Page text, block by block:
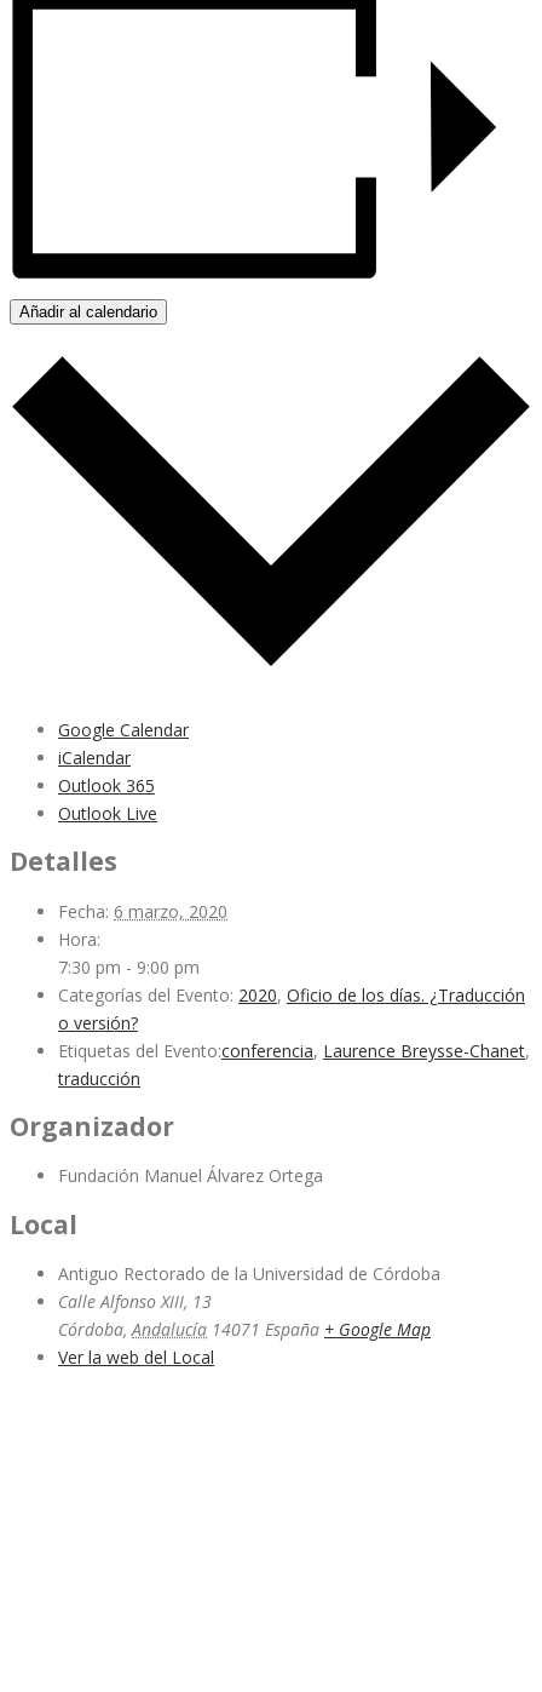
Añadir al calendario
Google Calendar
iCalendar
Outlook 365
Outlook Live
Detalles
Fecha: 6 marzo, 2020
Hora:
7:30 pm - 9:00 pm
Categorías del Evento: 2020, Oficio de los días. ¿Traducción
o versión?
Etiquetas del Evento:conferencia, Laurence Breysse-Chanet,
traducción
Organizador
Fundación Manuel Álvarez Ortega
Local
Antiguo Rectorado de la Universidad de Córdoba
Calle Alfonso XIII, 13
Córdoba, Andalucía 14071 España + Google Map
Ver la web del Local